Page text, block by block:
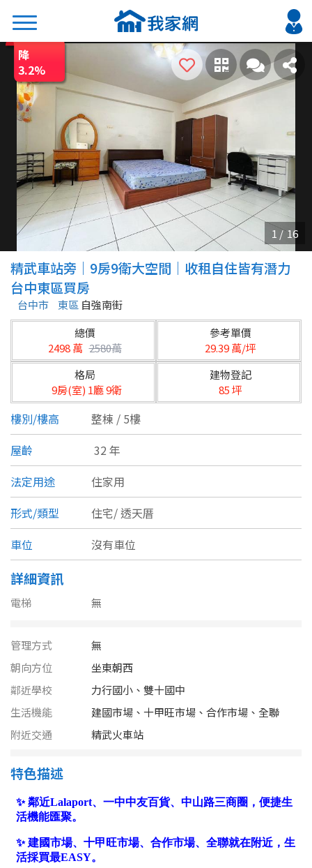
搜尋
熱門關鍵字
2026 台北降價好屋限量釋出
2026 新北降價好屋限量釋出
2026 台中降價好屋限量釋出
2026 台南降價好屋限量釋出
2026 高雄降價好屋限量釋出
縣市
不限
台北市
基隆市
新北市
宜蘭縣
桃園市
新竹市
新竹縣
苗栗縣
台中市
彰化縣
嘉義市
嘉義縣
澎湖縣
屏東縣
區域
類型(可複選)
不拘 公寓 電梯大樓 套房
別墅 透天厝 樓中樓 華廈
農舍 辦公 店面 工廠
不拘
40~50 坪 50~60 坪
降
3.2%
精武車站旁｜9房9衛大空間｜收租自住皆有潛力
台中東區買房
台中市 東區 自強南街
總價
2498 萬2580萬
參考單價
29.39 萬/坪
格局
9房(室) 1廳 9衛
建物登記
85 坪
樓別/樓高
整棟 / 5樓
屋齡
32 年
法定用途
住家用
形式/類型
住宅/透天厝
車位
沒有車位
詳細資訊
電梯 無
管理方式
無
朝向方位
坐東朝西
鄰近學校
力行國小、雙十國中
生活機能
建國市場、十甲旺市場、合作市場、全聯
附近交通
精武火車站
特色描述